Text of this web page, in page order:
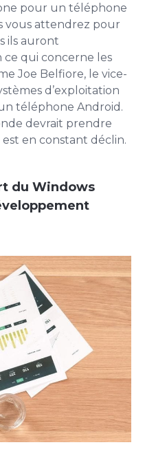
pour un téléphone
vous attendrez pour
ils auront
ce qui concerne les
Joe Belfiore, le vice-
d’exploitation
téléphone Android.
devrait prendre
est en constant déclin.
du Windows